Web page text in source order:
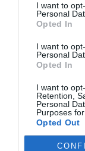
I want to
Personal
Opted In
I want to
Personal
Opted In
I want to
Retention,
Personal
Purposes
Opted Out
COMMENTS